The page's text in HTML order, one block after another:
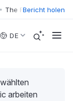
The Forrester Wave™:
Bericht holen
DE
arbeiten